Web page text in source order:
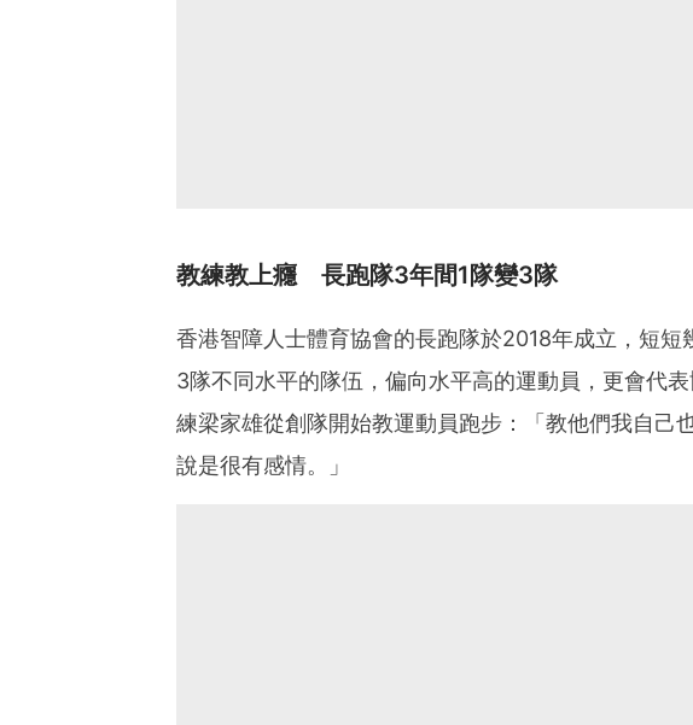
教練教上癮 長跑隊3年間1隊變3隊
香港智障人士體育協會的長跑隊於2018年成立，短短
3隊不同水平的隊伍，偏向水平高的運動員，更會代
練梁家雄從創隊開始教運動員跑步：「教他們我自己
說是很有感情。」